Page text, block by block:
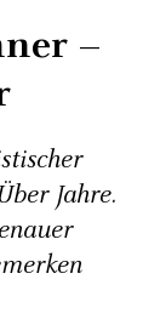
–
Jahre.